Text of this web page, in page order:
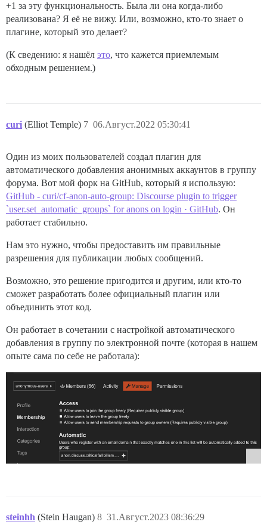
+1 за эту функциональность. Была ли она когда-либо
реализована? Я её не вижу. Или, возможно, кто-то знает о
плагине, который это делает?
(К сведению: я нашёл это, что кажется приемлемым
обходным решением.)
curi (Elliot Temple) 06.Август.2022 05:30:41
7
Один из моих пользователей создал плагин для
автоматического добавления анонимных аккаунтов в группу
форума. Вот мой форк на GitHub, который я использую:
GitHub - curi/cf-anon-auto-group: Discourse plugin to trigger
`user.set_automatic_groups` for anons on login · GitHub. Он
работает стабильно.
Нам это нужно, чтобы предоставить им правильные
разрешения для публикации любых сообщений.
Возможно, это решение пригодится и другим, или кто-то
сможет разработать более официальный плагин или
объединить этот код.
Он работает в сочетании с настройкой автоматического
добавления в группу по электронной почте (которая в нашем
опыте сама по себе не работала):
steinhh (Stein Haugan) 31.Август.2023 08:36:29
8